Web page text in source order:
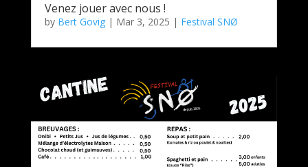
Venez jouer avec nous !
by Bert Govig| Mar 3, 2025 | Festival SNØ